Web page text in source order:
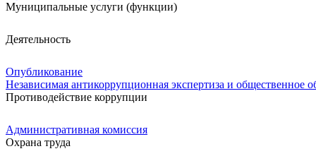
Муниципальные услуги (функции)
Деятельность
Опубликование
Независимая антикоррупционная экспертиза и общественное
Противодействие коррупции
Административная комиссия
Охрана труда